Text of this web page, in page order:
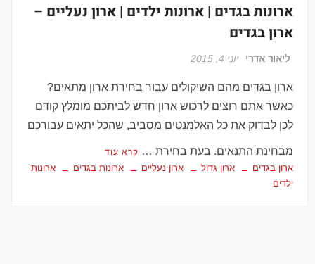
ארונות בגדים | ארונות ילדים | ארון נעליים –
ארון בגדים
ליאור אדרי יוני 4, 2015
ארון בגדים מהם השיקולים עבור בחירת ארון מתאים?
כאשר אתם רוצים לרכוש ארון חדש לביתכם מומלץ קודם
לכן לבדוק את כל האלמנטים מסביב, שהכל יתאים עבורכם
מבחינת התנאים. בעת בחירת … קרא עוד
ארון בגדים ארון גדול ארון נעליים ארונות בגדים
ארונות
ילדים